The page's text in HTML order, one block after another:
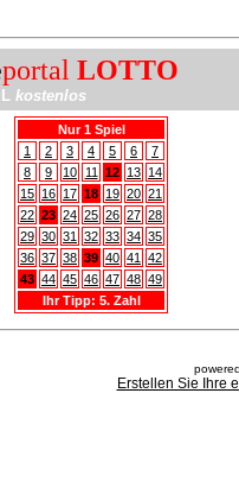
portal LOTTO
kostenlos
Nur 1 Spiel
1
2 3 4 5 6
7
8
9 10 11 12 13 14
15 16 17 18 19 20 21
22 23 24 25 26 27 28
29 30 31 32 33 34 35
36 37 38 39 40 41
42
43 44 45 46 47 48 49
Ihr Tipp: 5. Zahl
Erstellen Sie Ihre